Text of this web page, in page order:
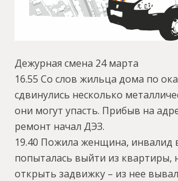
Дежурная смена 24 марта
16.55 Со слов жильца дома по
сдвинулись несколько
они могут упасть. Прибыв на
ремонт начал ДЭЗ.
19.40 Пожила женщина, инвалид
попыталась выйти из квартиры,
открыть задвижку – из нее